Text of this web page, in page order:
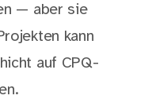
— aber sie
kann
auf CPQ-